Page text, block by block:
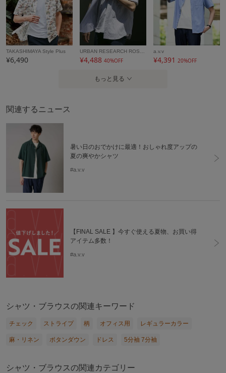
TAKASHIMAYA Style Plus
¥6,490
URBAN RESEARCH ROSSO
¥4,48840%OFF
a.v.v
¥4,39120%OFF
もっと見る
関連するニュース
暑い日のおでかけに最適！おしゃれ度アップの
夏の爽やかシャツ
#a.v.v
【FINAL SALE 】今すぐ使える夏物、お買い得
アイテム多数！
#a.v.v
シャツ・ブラウスの関連キーワード
チェック ストライプ 柄 オフィス用 レギュラーカラー
麻・リネン ボタンダウン ドレス 5分袖 7分袖
シャツ・ブラウスの関連カテゴリー